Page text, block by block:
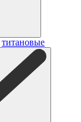
титановые